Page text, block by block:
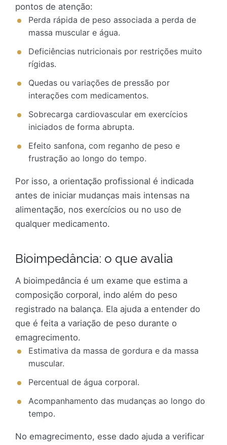
pontos de atenção:
Perda rápida de peso associada a perda de
massa muscular e água.
Deficiências nutricionais por restrições muito
rígidas.
Quedas ou variações de pressão por
interações com medicamentos.
Sobrecarga cardiovascular em exercícios
iniciados de forma abrupta.
Efeito sanfona, com reganho de peso e
frustração ao longo do tempo.
Por isso, a orientação profissional é indicada
antes de iniciar mudanças mais intensas na
alimentação, nos exercícios ou no uso de
qualquer medicamento.
Bioimpedância: o que avalia
A bioimpedância é um exame que estima a
composição corporal, indo além do peso
registrado na balança. Ela ajuda a entender do
que é feita a variação de peso durante o
emagrecimento.
Estimativa da massa de gordura e da massa
muscular.
Percentual de água corporal.
Acompanhamento das mudanças ao longo do
tempo.
No emagrecimento, esse dado ajuda a verificar